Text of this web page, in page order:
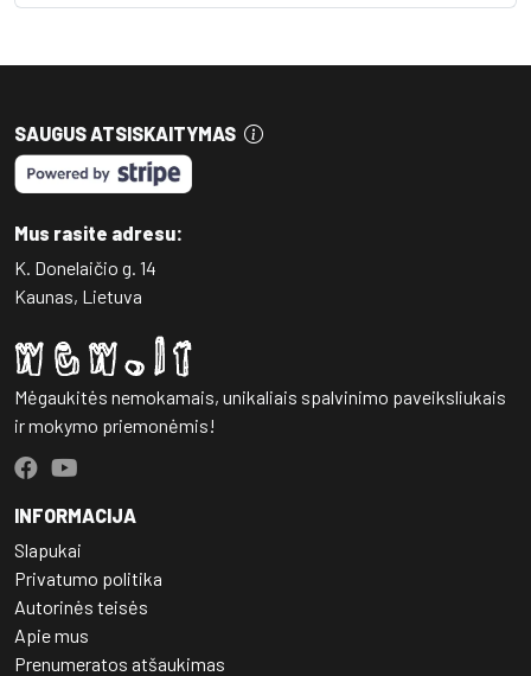
SAUGUS ATSISKAITYMAS
Mus rasite adresu:
K. Donelaičio g. 14
Kaunas, Lietuva
Mėgaukitės nemokamais, unikaliais spalvinimo paveiksliukais
ir mokymo priemonėmis!
INFORMACIJA
Slapukai
Privatumo politika
Autorinės teisės
Apie mus
Prenumeratos atšaukimas